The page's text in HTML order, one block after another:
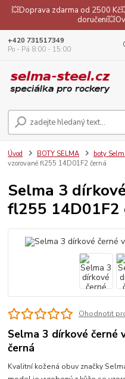
💥Doprava zdarma od 2500
+420 731517349
Po - Pá 8:00 - 15:00
Úvod BOTY SELMA boty
vzorované fl255 14D01F2 černá
Selma 3
fl255 14D01F2
Ohodnotit
Selma 3 dírkové černé
černá
Kvalitní kožená obuv značky